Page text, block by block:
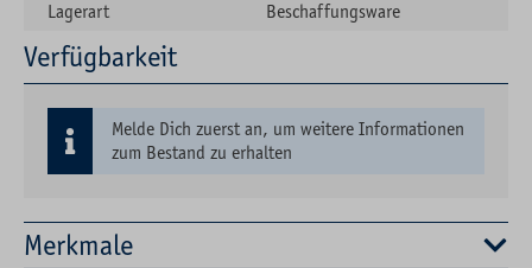
Merkmale
Lagerart
Beschaffungsware
Verfügbarkeit
Melde Dich zuerst an, um weitere Informationen
zum Bestand zu erhalten